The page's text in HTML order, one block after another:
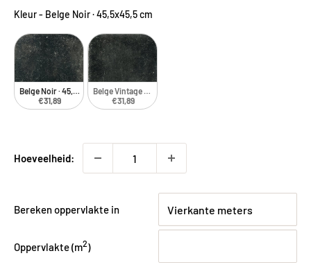
Kleur- Belge Noir · 45,5x45,5 cm
Belge Noir · 45,5x45,5 cm
€31,89
Belge Vintage Noir · 45,5x45,5 cm
€31,89
Hoeveelheid:
Bereken oppervlakte in
Oppervlakte (m2)